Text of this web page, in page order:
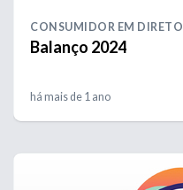
CONSUMIDOR EM DIRETO
Balanço 2024
há mais de 1 ano